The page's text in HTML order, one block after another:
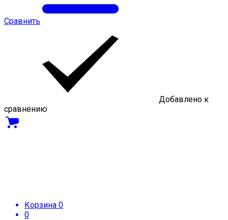
Сравнить
Добавлено к
сравнению
Корзина 0
0